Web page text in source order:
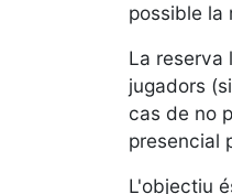
possible la
La reserva
jugadors
cas de no
presencial
L'objectiu